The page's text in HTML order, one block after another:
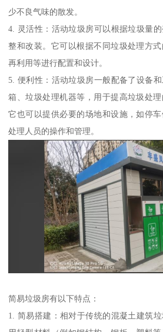
少不良气味的散发。
4. 灵活性：活动垃圾房可以根据垃圾量
整和改装。它可以根据不同垃圾处理方
再利用等进行配置和设计。
5. 便利性：活动垃圾房一般配备了设备
箱、垃圾处理机器等，用于提高垃圾处
它也可以提供必要的场地和设施，如停
处理人员的操作和管理。
简易垃圾房有以下特点：
1. 简易搭建：相对于传统的混凝土建筑